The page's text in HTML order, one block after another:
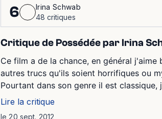
6
Irina Schwab
48 critiques
Critique de Possédée par Irina
Ce film a de la chance, en général
autres trucs qu'ils soient horrifiques ou
Pourtant dans son genre il est classique,
Lire la critique
le 20 sept. 2012